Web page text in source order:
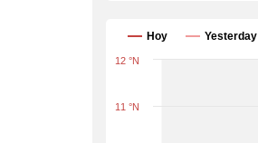
Hoy Yesterday
11 °N
12 °N